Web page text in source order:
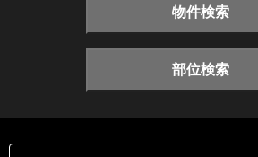
物件検索
部位検索